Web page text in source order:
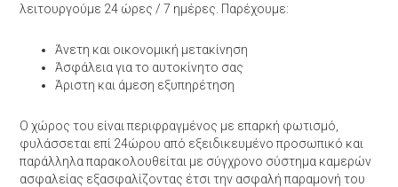
λειτουργούμε 24 ώρες / 7 ημέρες. Παρέχουμε:
Άνετη και οικονομική μετακίνηση
Άσφάλεια για το αυτοκίνητο σας
Άριστη και άμεση εξυπηρέτηση
Ο χώρος του είναι περιφραγμένος με επαρκή φωτισμό,
φυλάσσεται επί 24ώρου από εξειδικευμένο προσωπικό και
παράλληλα παρακολουθείται με σύγχρονο σύστημα καμερών
ασφαλείας εξασφαλίζοντας έτσι την ασφαλή παραμονή του